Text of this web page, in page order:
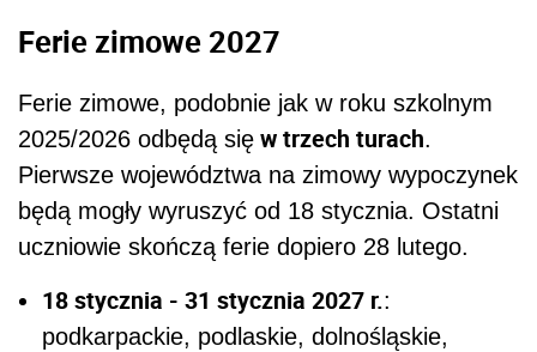
Ferie zimowe 2027
Ferie zimowe, podobnie jak w roku szkolnym
2025/2026 odbędą się w trzech turach.
Pierwsze województwa na zimowy wypoczynek
będą mogły wyruszyć od 18 stycznia. Ostatni
uczniowie skończą ferie dopiero 28 lutego.
18 stycznia - 31 stycznia 2027 r.:
podkarpackie, podlaskie, dolnośląskie,